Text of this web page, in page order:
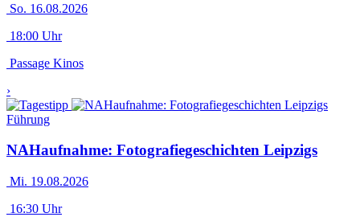
So. 16.08.2026
18:00 Uhr
Passage Kinos
›
Führung
NAHaufnahme: Fotografiegeschichten Leipzigs
Mi. 19.08.2026
16:30 Uhr